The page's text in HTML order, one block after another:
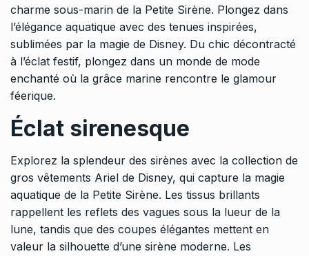
charme sous-marin de la Petite Sirène. Plongez dans
l’élégance aquatique avec des tenues inspirées,
sublimées par la magie de Disney. Du chic décontracté
à l’éclat festif, plongez dans un monde de mode
enchanté où la grâce marine rencontre le glamour
féerique.
Éclat sirenesque
Explorez la splendeur des sirènes avec la collection de
gros vêtements Ariel de Disney, qui capture la magie
aquatique de la Petite Sirène. Les tissus brillants
rappellent les reflets des vagues sous la lueur de la
lune, tandis que des coupes élégantes mettent en
valeur la silhouette d’une sirène moderne. Les